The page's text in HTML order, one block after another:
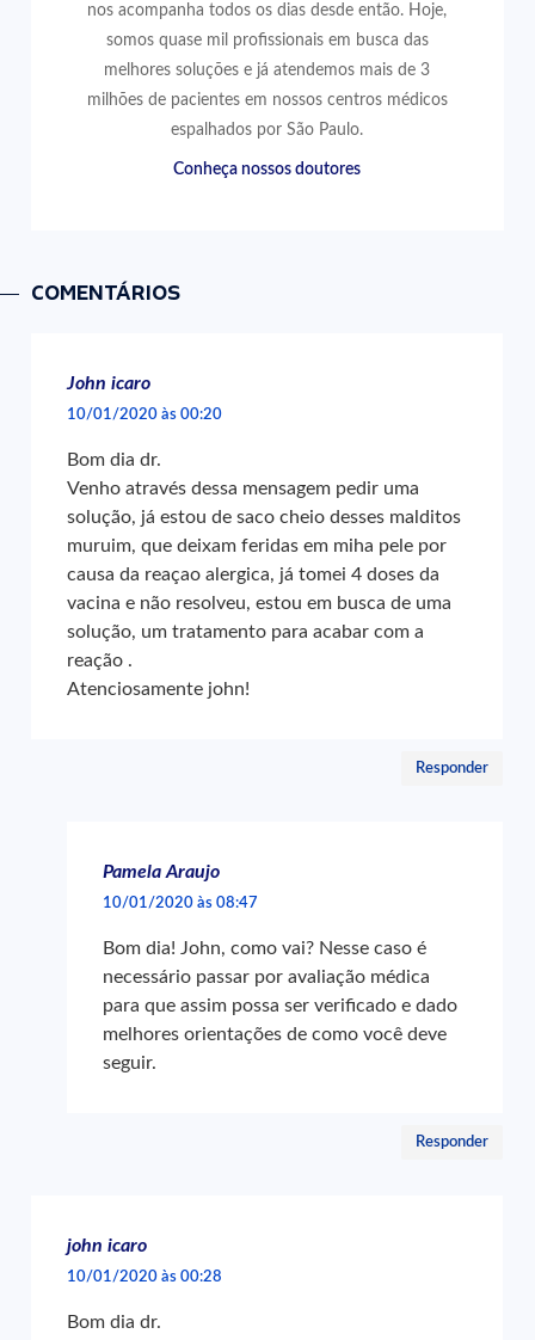
nos acompanha todos os dias desde então. Hoje,
somos quase mil profissionais em busca das
melhores soluções e já atendemos mais de 3
milhões de pacientes em nossos centros médicos
espalhados por São Paulo.
Conheça nossos doutores
COMENTÁRIOS
John icaro
10/01/2020 às 00:20
Bom dia dr.
Venho através dessa mensagem pedir uma
solução, já estou de saco cheio desses malditos
muruim, que deixam feridas em miha pele por
causa da reaçao alergica, já tomei 4 doses da
vacina e não resolveu, estou em busca de uma
solução, um tratamento para acabar com a
reação .
Atenciosamente john!
Responder
Pamela Araujo
10/01/2020 às 08:47
Bom dia! John, como vai? Nesse caso é
necessário passar por avaliação médica
para que assim possa ser verificado e dado
melhores orientações de como você deve
seguir.
Responder
john icaro
10/01/2020 às 00:28
Bom dia dr.